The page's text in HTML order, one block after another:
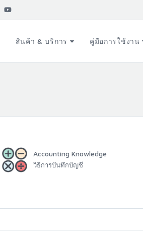
สินค้า & บริการ คู่มือการใช้งาน
Accounting Knowledge
วิธีการบันทึกบัญชี